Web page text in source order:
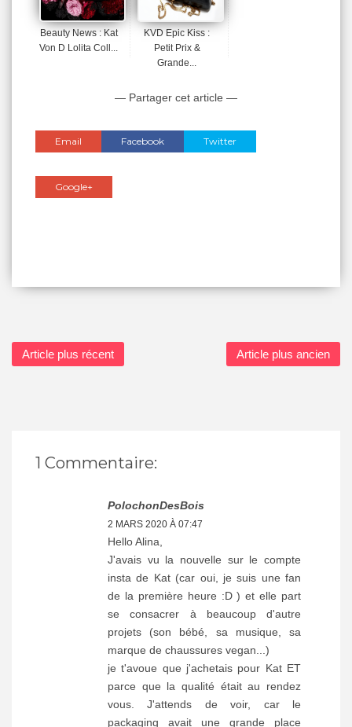
Beauty News : Kat
Von D Lolita Coll...
KVD Epic Kiss :
Petit Prix &
Grande...
— Partager cet article —
Email Facebook Twitter
Google+
Article plus récent Article plus ancien
1 Commentaire:
PolochonDesBois
2 MARS 2020 À 07:47
Hello Alina,
J'avais vu la nouvelle sur le compte
insta de Kat (car oui, je suis une fan
de la première heure :D ) et elle part
se consacrer à beaucoup d'autre
projets (son bébé, sa musique, sa
marque de chaussures vegan...)
je t'avoue que j'achetais pour Kat ET
parce que la qualité était au rendez
vous. J'attends de voir, car le
packaging avait une grande place